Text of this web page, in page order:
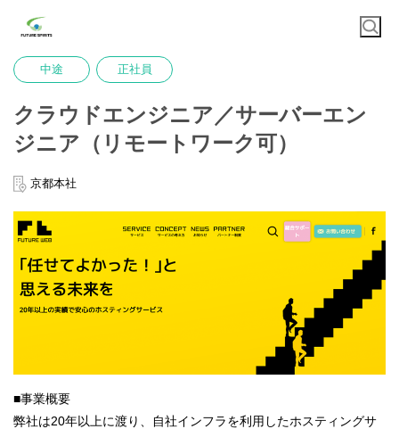
中途 正社員
クラウドエンジニア／サーバーエン
ジニア（リモートワーク可）
京都本社
■事業概要
弊社は20年以上に渡り、自社インフラを利用したホスティングサ